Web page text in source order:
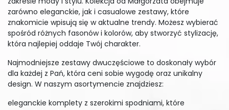
zarówno eleganckie, jak i casualowe zestawy, które
znakomicie wpisują się w aktualne trendy. Możesz wybierać
spośród różnych fasonów i kolorów, aby stworzyć stylizację,
która najlepiej oddaje Twój charakter.
Najmodniejsze zestawy dwuczęściowe to doskonały wybór
dla każdej z Pań, która ceni sobie wygodę oraz unikalny
design. W naszym asortymencie znajdziesz:
eleganckie komplety z szerokimi spodniami, które